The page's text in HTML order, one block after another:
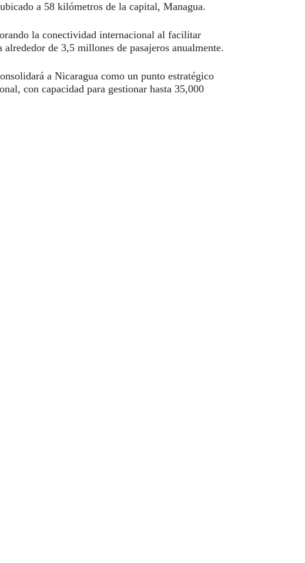
a 58 kilómetros de la capital, Managua.
la conectividad internacional al facilitar
de 3,5 millones de pasajeros anualmente.
a Nicaragua como un punto estratégico
con capacidad para gestionar hasta 35,000